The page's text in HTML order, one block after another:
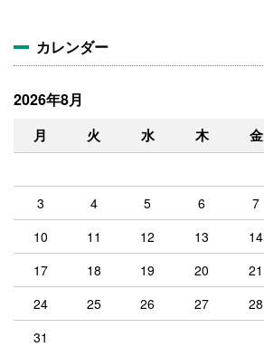
カレンダー
2026年8月
月 火 水 木 金
3
4 5 6 7
10
11 12 13 14
17
18 19 20 21
24
25 26 27 28
31